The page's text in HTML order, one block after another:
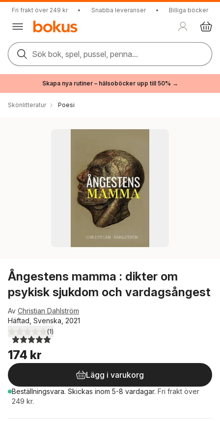
Fri frakt över 249 kr • Snabba leveranser • Billiga böcker
Sök bok, spel, pussel, penna...
Skapa nya rutiner – hälsoböcker upp till 50% →
Skönlitteratur Poesi
Ångestens mamma : dikter om
psykisk sjukdom och vardagsångest
Av Christian Dahlström
Häftad, Svenska, 2021
5,0utav 5 stjärnor. Totalt antal röster:
(1)
174 kr
Lägg i varukorg
Beställningsvara. Skickas inom 5-8 vardagar. Fri frakt över
249 kr.